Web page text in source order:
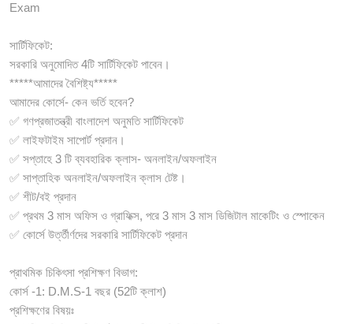
Exam
সার্টিফিকেট:
সরকারি অনুমোদিত 4টি সার্টিফিকেট পাবেন।
*****আমাদের বৈশিষ্ট্য*****
আমাদের কোর্সে- কেন ভর্তি হবেন?
✅ গণপ্রজাতন্ত্রী বাংলাদেশ অনুমতি সার্টিফিকেট
✅ লাইফটাইম সাপোর্ট প্রদান।
✅ সপ্তাহে 3 টি ব্যবহারিক ক্লাস- অনলাইন/অফলাইন
✅ সাপ্তাহিক অনলাইন/অফলাইন ক্লাস টেষ্ট।
✅ শীট/বই প্রদান
✅ প্রথম 3 মাস অফিস ও গ্রাফিক্স, পরে 3 মাস 3 মাস ডিজিটাল মাকেটিং ও স্পোকেন
✅ কোর্সে উর্ত্তীর্ণদের সরকারি সার্টিফিকেট প্রদান
প্রাথমিক চিকিৎসা প্রশিক্ষণ বিভাগ:
কোর্স -1: D.M.S-1 বছর (52টি ক্লাশ)
প্রশিক্ষণের বিষয়ঃ